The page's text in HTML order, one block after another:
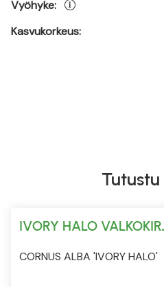
Vyöhyke:
Kasvukorkeus:
IVORY HALO
CORNUS ALBA 'IVORY HALO'